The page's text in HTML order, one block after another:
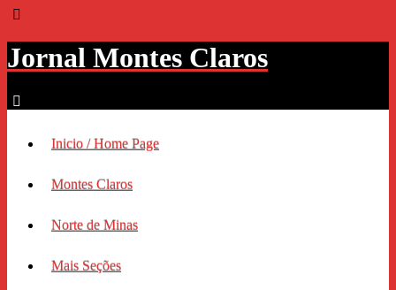
Jornal Montes Claros
Inicio / Home Page
Montes Claros
Norte de Minas
Mais Seções